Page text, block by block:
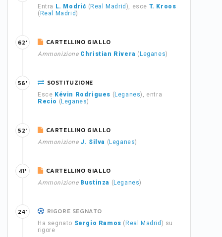
Entra L. Modrić ( Real Madrid ), esce T. Kroos
( Real Madrid)
CARTELLINO GIALLO
Ammonizione Christian Rivera ( Leganes)
62'
SOSTITUZIONE
Esce Kévin Rodrigues ( Leganes), entra
Recio ( Leganes)
56'
CARTELLINO GIALLO
Ammonizione J. Silva ( Leganes)
52'
CARTELLINO GIALLO
Ammonizione Bustinza ( Leganes)
41'
RIGORE SEGNATO
Ha segnato Sergio Ramos ( Real Madrid ) su
rigore
24'